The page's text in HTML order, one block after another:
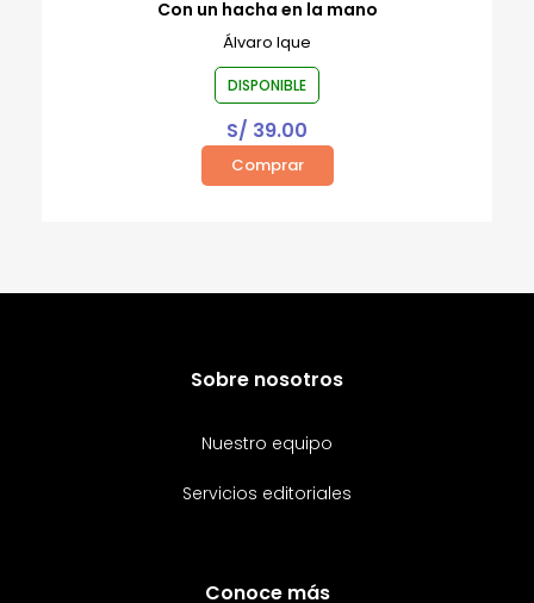
Con un hacha en la mano
Álvaro Ique
DISPONIBLE
S/ 39.00
Comprar
Sobre nosotros
Nuestro equipo
Servicios editoriales
Conoce más